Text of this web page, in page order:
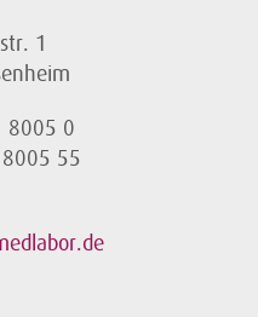
1
8005 0
8005 55